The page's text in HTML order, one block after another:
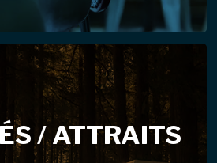
/ ATTRAITS